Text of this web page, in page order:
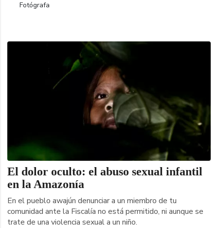
Fotógrafa
El dolor oculto: el abuso sexual infantil
en la Amazonía
En el pueblo awajún denunciar a un miembro de tu
comunidad ante la Fiscalía no está permitido, ni aunque se
trate de una violencia sexual a un niño.